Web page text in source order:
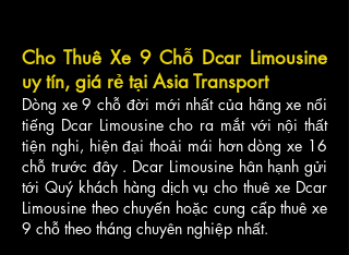
Cho Thuê Xe 9 Chỗ Dcar Limousine
uy tín, giá rẻ tại Asia Transport
Dòng xe 9 chỗ đời mới nhất của hãng xe nổi
tiếng Dcar Limousine cho ra mắt với nội thất
tiện nghi, hiện đại thoải mái hơn dòng xe 16
chỗ trước đây . Dcar Limousine hân hạnh gửi
tới Quý khách hàng dịch vụ cho thuê xe Dcar
Limousine theo chuyến hoặc cung cấp thuê xe
9 chỗ theo tháng chuyên nghiệp nhất.